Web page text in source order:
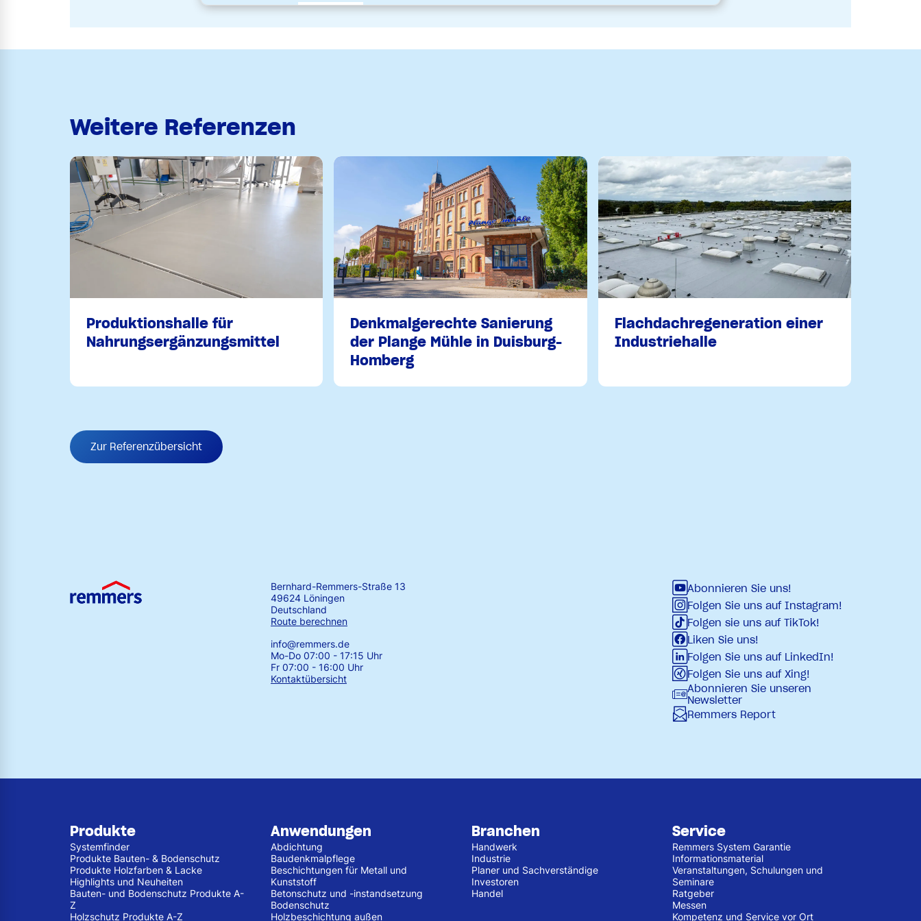
Weitere Referenzen
Produktionshalle für
Nahrungsergänzungsmittel
Denkmalgerechte Sanierung
der Plange Mühle in Duisburg-
Homberg
Flachdachregeneration einer
Industriehalle
Zur Referenzübersicht
Bernhard-Remmers-Straße 13
49624 Löningen
Deutschland
Route berechnen
info@remmers.de
Mo-Do 07:00 - 17:15 Uhr
Fr 07:00 - 16:00 Uhr
Kontaktübersicht
Abonnieren Sie uns!
Folgen Sie uns auf Instagram!
Folgen sie uns auf TikTok!
Liken Sie uns!
Folgen Sie uns auf LinkedIn!
Folgen Sie uns auf Xing!
Abonnieren Sie unseren
Newsletter
Remmers Report
Produkte
Systemfinder
Produkte Bauten- & Bodenschutz
Produkte Holzfarben & Lacke
Highlights und Neuheiten
Bauten- und Bodenschutz Produkte A-
Z
Holzschutz Produkte A-Z
Anwendungen
Abdichtung
Baudenkmalpflege
Beschichtungen für Metall und
Kunststoff
Betonschutz und -instandsetzung
Bodenschutz
Holzbeschichtung außen
Branchen
Handwerk
Industrie
Planer und Sachverständige
Investoren
Handel
Service
Remmers System Garantie
Informationsmaterial
Veranstaltungen, Schulungen und
Seminare
Ratgeber
Messen
Kompetenz und Service vor Ort